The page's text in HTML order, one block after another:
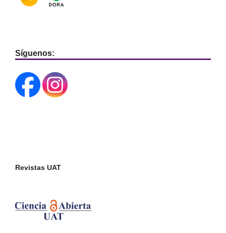
Síguenos:
Revistas UAT